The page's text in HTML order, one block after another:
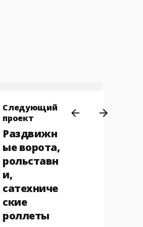
Следующий
проект
Раздвижн
ые ворота,
рольставн
и,
сатехниче
ские
роллеты